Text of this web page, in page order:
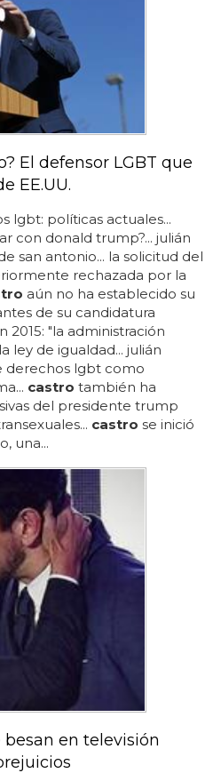
El defensor LGBT que
EE.UU.
lgbt: políticas actuales...
con donald trump?... julián
san antonio... la solicitud del
rechazada por la
aún no ha establecido su
de su candidatura
2015: "la administración
ley de igualdad... julián
derechos lgbt como
castro también ha
del presidente trump
castro se inició
una...
besan en televisión